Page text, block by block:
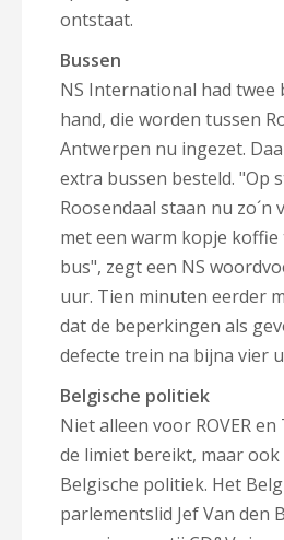
ontstaat.
Bussen
NS International had twee
hand, die worden tussen
Antwerpen nu ingezet.
extra bussen besteld. "Op
Roosendaal staan nu zo´n
met een warm kopje koffie
bus", zegt een NS
uur. Tien minuten eerder
dat de beperkingen als
defecte trein na bijna vier
Belgische politiek
Niet alleen voor ROVER
de limiet bereikt, maar ook
Belgische politiek. Het
parlementslid Jef Van den